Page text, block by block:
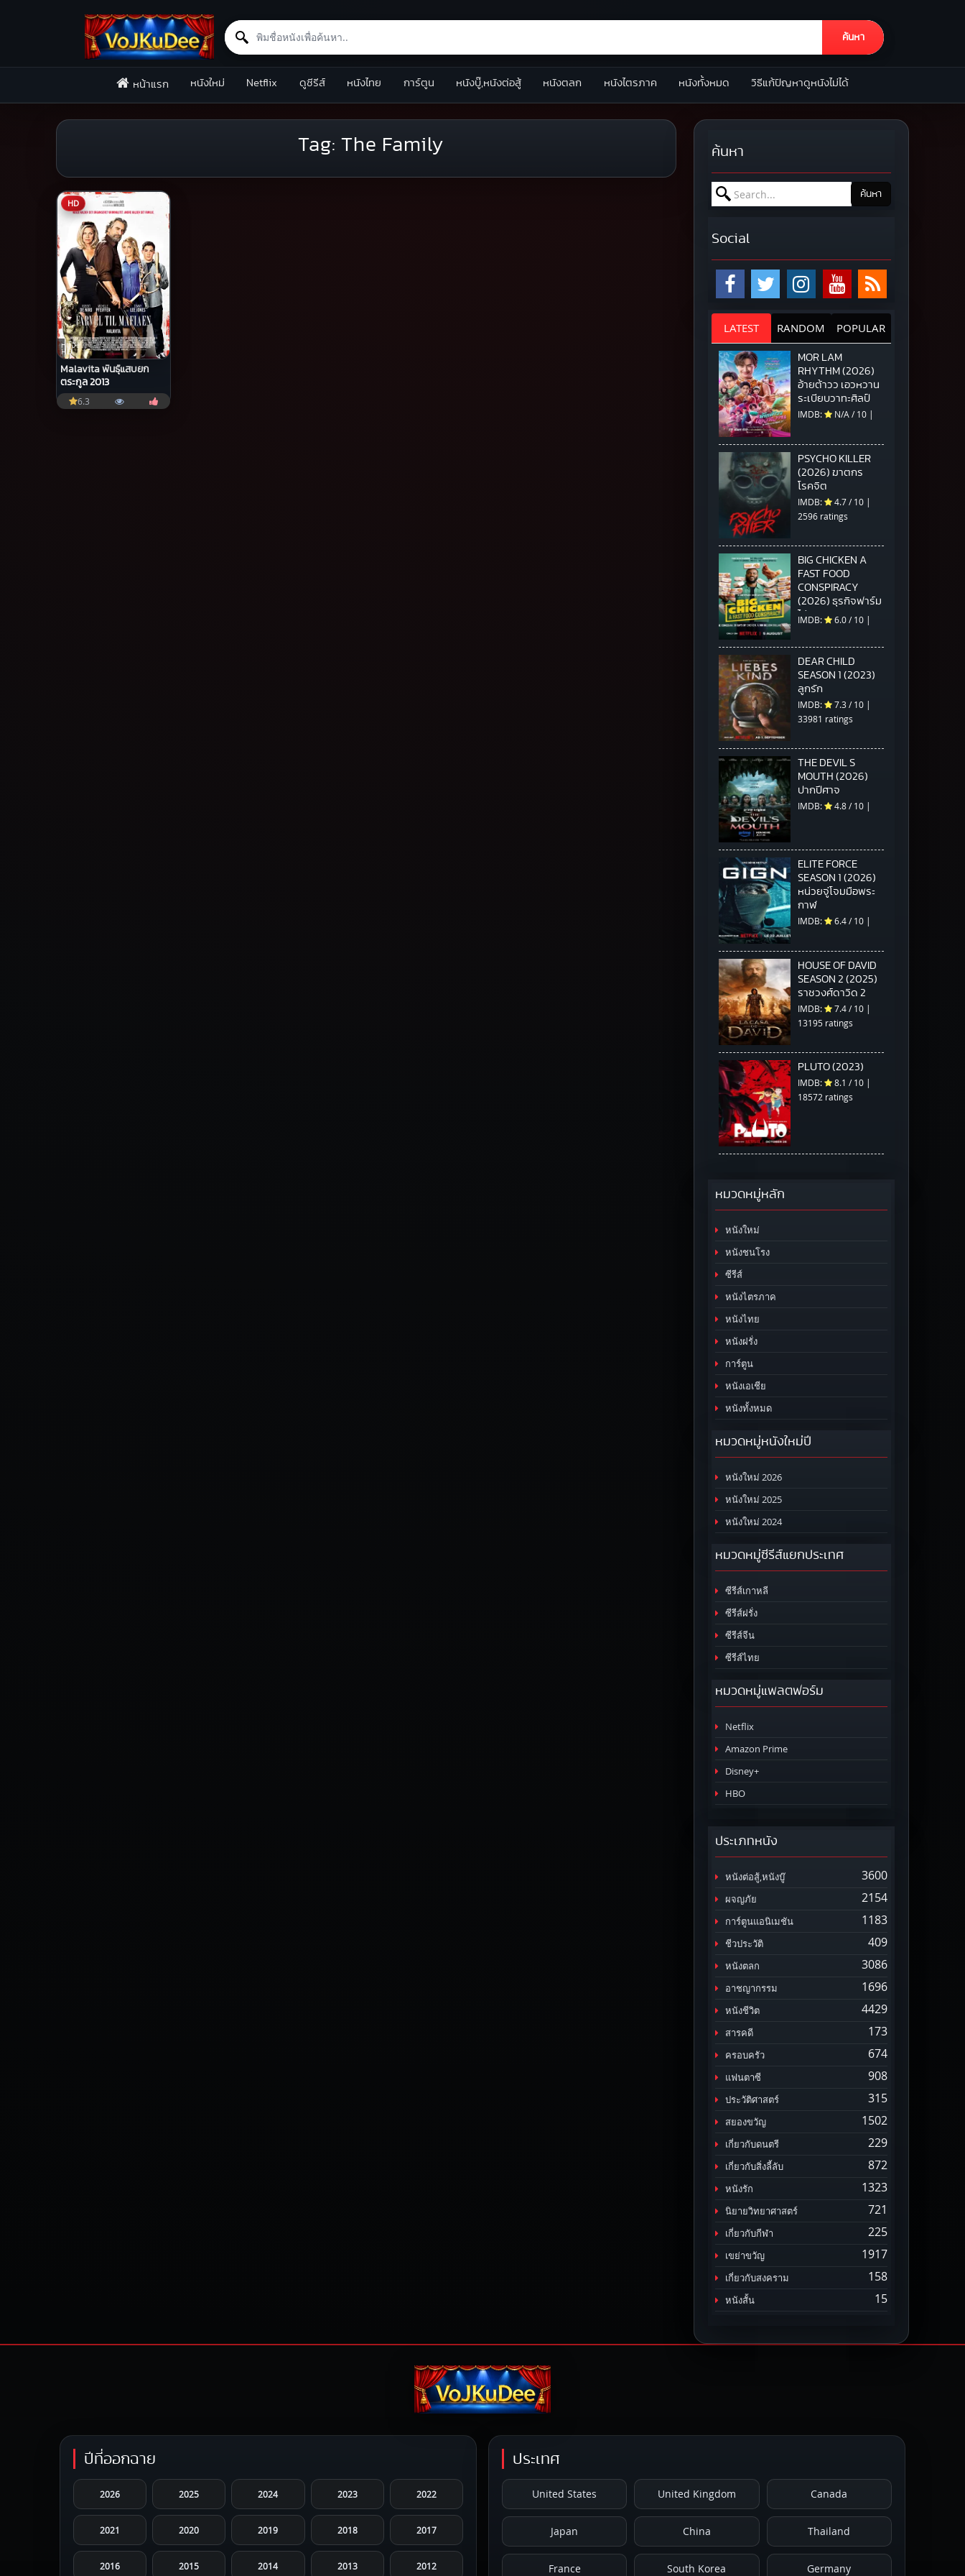
Search for:
ค้นหา
หน้าแรก หนังใหม่ Netflix ดูซีรีส์ หนังไทย การ์ตูน หนังบู๊,หนังต่อสู้ หนังตลก หนังไตรภาค หนังทั้งหมด วิธีแก้ปัญหาดูหนังไม่ได้
Tag: The Family
HD
หนัง
HD
Malavita พันธุ์แสบยก
ตระกูล 2013
6.3
ค้นหา
Search for: ค้นหา
Social
LATEST RANDOM POPULAR
MOR LAM
RHYTHM (2026)
อ้ายต้าวว เอวหวาน
ระเบียบวาทะศิลป์
IMDB: N/A /10 |
PSYCHO KILLER
(2026) ฆาตกร
โรคจิต
IMDB: 4.7/10 |
2596 ratings
BIG CHICKEN A
FAST FOOD
CONSPIRACY
(2026) ธุรกิจฟาร์ม
ไก่ แผนสมคบคิดวง
IMDB: 6.0/10 |
DEAR CHILD
SEASON 1 (2023)
ลูกรัก
IMDB: 7.3/10 |
33981 ratings
THE DEVIL S
MOUTH (2026)
ปากปีศาจ
IMDB: 4.8/10 |
ELITE FORCE
SEASON 1 (2026)
หน่วยจู่โจมมือพระ
กาฬ
IMDB: 6.4/10 |
HOUSE OF DAVID
SEASON 2 (2025)
ราชวงศ์ดาวิด 2
IMDB: 7.4/10 |
13195 ratings
PLUTO (2023)
IMDB: 8.1 /10 |
18572 ratings
หมวดหมู่หลัก
หนังใหม่
หนังชนโรง
ซีรีส์
หนังไตรภาค
หนังไทย
หนังฝรั่ง
การ์ตูน
หนังเอเชีย
หนังทั้งหมด
หมวดหมู่หนังใหม่ปี
หนังใหม่ 2026
หนังใหม่ 2025
หนังใหม่ 2024
หมวดหมู่ซีรีส์แยกประเทศ
ซีรีส์เกาหลี
ซีรีส์ฝรั่ง
ซีรีส์จีน
ซีรีส์ไทย
หมวดหมู่แพลตฟอร์ม
Netflix
Amazon Prime
Disney+
HBO
ประเภทหนัง
หนังต่อสู้,หนังบู๊ 3600
ผจญภัย 2154
การ์ตูนแอนิเมชัน 1183
ชีวประวัติ 409
หนังตลก 3086
อาชญากรรม 1696
หนังชีวิต 4429
สารคดี 173
ครอบครัว 674
แฟนตาซี 908
ประวัติศาสตร์ 315
สยองขวัญ 1502
เกี่ยวกับดนตรี 229
เกี่ยวกับสิ่งลี้ลับ 872
หนังรัก 1323
นิยายวิทยาศาสตร์ 721
เกี่ยวกับกีฬา 225
เขย่าขวัญ 1917
เกี่ยวกับสงคราม 158
หนังสั้น 15
ปีที่ออกฉาย
2026 2025 2024 2023 2022
2021 2020 2019 2018 2017
2016 2015 2014 2013 2012
ประเทศ
United States United Kingdom Canada
Japan China Thailand
France South Korea Germany